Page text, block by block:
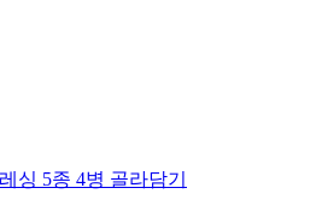
싱 5종 4병 골라담기